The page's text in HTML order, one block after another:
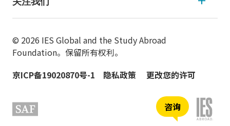
© 2026 IES Global and the Study Abroad
Foundation。保留所有权利。
京ICP备19020870号-1
隐私政策 更改您的许可
咨询